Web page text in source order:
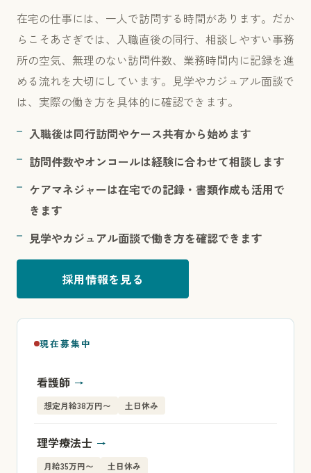
在宅の仕事には、一人で訪問する時間があります。だか
らこそあさぎでは、入職直後の同行、相談しやすい事務
所の空気、無理のない訪問件数、業務時間内に記録を進
める流れを大切にしています。見学やカジュアル面談で
は、実際の働き方を具体的に確認できます。
入職後は同行訪問やケース共有から始めます
訪問件数やオンコールは経験に合わせて相談します
ケアマネジャーは在宅での記録・書類作成も活用で
きます
見学やカジュアル面談で働き方を確認できます
採用情報を見る
現在募集中
看護師
想定月給38万円〜 土日休み
理学療法士
月給35万円〜 土日休み